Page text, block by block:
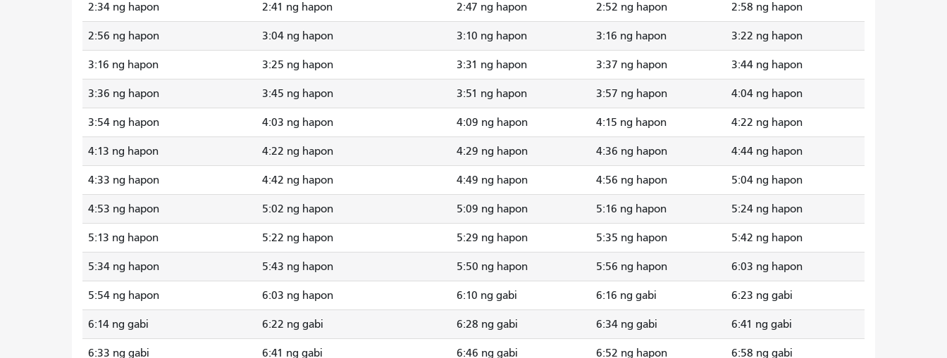
2:34 ng hapon 2:41 ng hapon 2:47 ng hapon 2:52 ng hapon 2:58 ng hapon
2:56 ng hapon 3:04 ng hapon 3:10 ng hapon 3:16 ng hapon 3:22 ng hapon
3:16 ng hapon 3:25 ng hapon 3:31 ng hapon 3:37 ng hapon 3:44 ng hapon
3:36 ng hapon 3:45 ng hapon 3:51 ng hapon 3:57 ng hapon 4:04 ng hapon
3:54 ng hapon 4:03 ng hapon 4:09 ng hapon 4:15 ng hapon 4:22 ng hapon
4:13 ng hapon 4:22 ng hapon 4:29 ng hapon 4:36 ng hapon 4:44 ng hapon
4:33 ng hapon 4:42 ng hapon 4:49 ng hapon 4:56 ng hapon 5:04 ng hapon
4:53 ng hapon 5:02 ng hapon 5:09 ng hapon 5:16 ng hapon 5:24 ng hapon
5:13 ng hapon 5:22 ng hapon 5:29 ng hapon 5:35 ng hapon 5:42 ng hapon
5:34 ng hapon 5:43 ng hapon 5:50 ng hapon 5:56 ng hapon 6:03 ng hapon
5:54 ng hapon 6:03 ng hapon 6:10 ng gabi 6:16 ng gabi 6:23 ng gabi
6:14 ng gabi 6:22 ng gabi 6:28 ng gabi 6:34 ng gabi 6:41 ng gabi
6:33 ng gabi 6:41 ng gabi 6:46 ng gabi 6:52 ng hapon 6:58 ng gabi